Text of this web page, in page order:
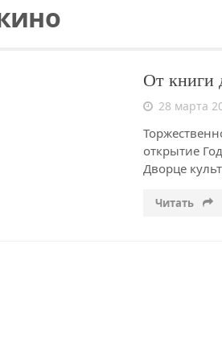
От книги
28 марта
открытие
Дворце
Читать